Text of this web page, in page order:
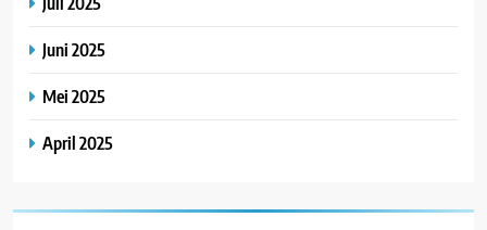
Juni 2025
Mei 2025
April 2025